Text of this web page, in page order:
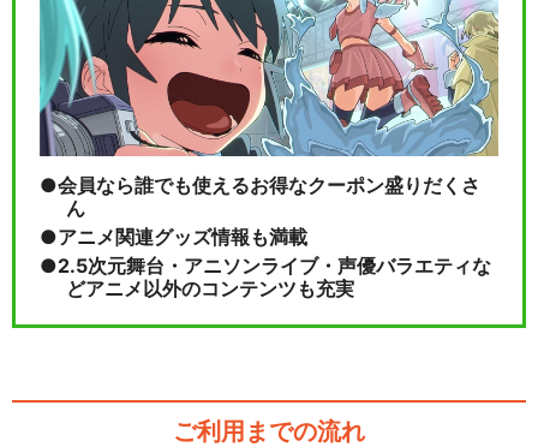
会員なら誰でも使えるお得なクーポン盛りだくさ
ん
アニメ関連グッズ情報も満載
2.5次元舞台・アニソンライブ・声優バラエティな
どアニメ以外のコンテンツも充実
ご利用までの流れ